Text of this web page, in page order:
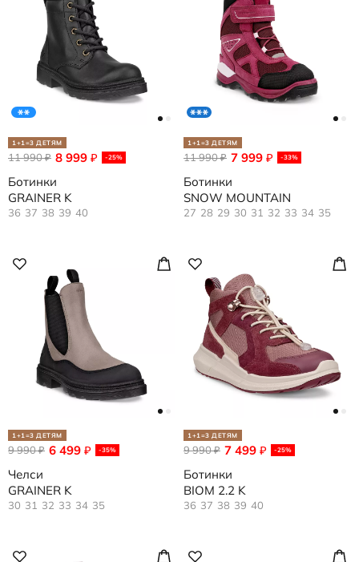
1+1=3 ДЕТЯМ
8 999 ₽ -25%
11 990₽
Ботинки
GRAINER K
36 37 38 39 40
1+1=3 ДЕТЯМ
7 999 ₽ -33%
11 990₽
Ботинки
SNOW MOUNTAIN
27 28 29 30 31 32 33 34 35
1+1=3 ДЕТЯМ
6 499 ₽ -35%
9 990₽
Челси
GRAINER K
30 31 32 33 34 35
1+1=3 ДЕТЯМ
7 499 ₽ -25%
9 990₽
Ботинки
BIOM 2.2 K
36 37 38 39 40